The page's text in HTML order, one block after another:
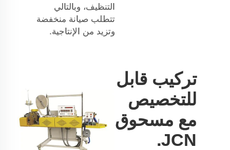
التنظيف، وبالتالي
تتطلب صيانة منخفضة
وتزيد من الإنتاجية.
تركيب قابل
للتخصيص
مع مسحوق
JCN.